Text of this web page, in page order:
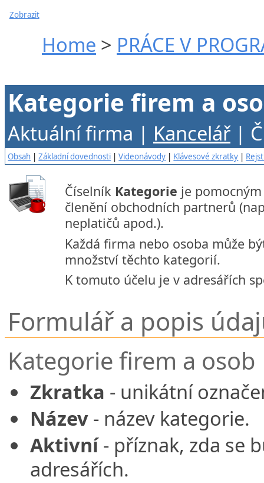
Zobrazit
Home > PRÁCE V
Kategorie firem a
Aktuální firma | Kancelář|
Obsah |Základní dovednosti |Videonávody | Klávesové zkratky |
Číselník Kategorie je
členění obchodních partnerů
neplatičů apod.).
Každá firma nebo osoba může
množství těchto kategorií.
K tomuto účelu je v adresářích
Formulář a popis
Kategorie firem a osob
Zkratka - unikátní
Název - název kategorie.
Aktivní- příznak, zda se
adresářích.